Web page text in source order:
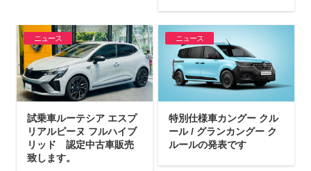
ニュース
試乗車ルーテシア エスプ
リアルピーヌ フルハイブ
リッド 認定中古車販売
致します。
ニュース
特別仕様車カングー クル
ール / グランカングー ク
ルールの発表です